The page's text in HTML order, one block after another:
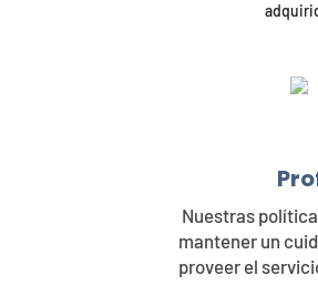
adquiridos.
Nuestras políticas nos
mantener un cuidado
proveer el servicio a